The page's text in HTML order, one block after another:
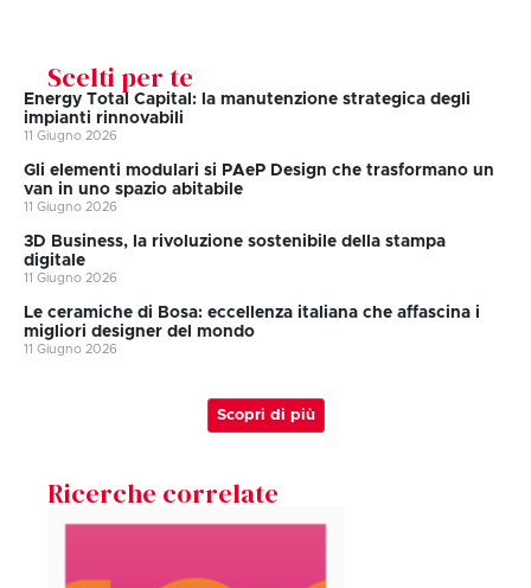
Scelti per te
Energy Total Capital: la manutenzione strategica degli
impianti rinnovabili
11 Giugno 2026
Gli elementi modulari si PAeP Design che trasformano un
van in uno spazio abitabile
11 Giugno 2026
3D Business, la rivoluzione sostenibile della stampa
digitale
11 Giugno 2026
Le ceramiche di Bosa: eccellenza italiana che affascina i
migliori designer del mondo
11 Giugno 2026
Scopri di più
Ricerche correlate